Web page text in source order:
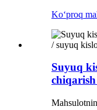
Koʻproq
Suyuq